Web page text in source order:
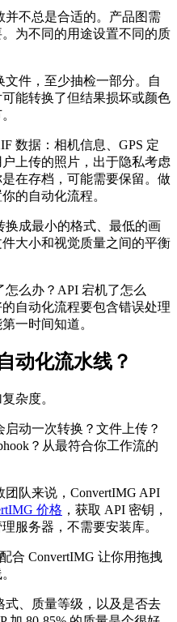
并不总是合适的。产品图需
为不同的用途设置不同的质
文件，至少抽检一部分。自
能转换了但结果损坏或颜色
数据：相机信息、GPS 定
上传的照片，出于隐私考虑
在存档，可能需要保留。做
的自动化流程。
换成最小的格式、最低的画
大小和视觉质量之间的平衡
怎么办？API 宕机了怎么
自动化流程要包含错误处理
一时间知道。
动化流水线？
杂度。
启动一次转换？文件上传？
？从最符合你工作流的
团队来说，ConvertIMG API
价格 ，获取 API 密钥，
服务器，不需要安装库。
合 ConvertIMG 让你用拖拽
式、质量等级，以及是否去